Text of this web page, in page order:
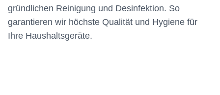
gründlichen Reinigung und Desinfektion. So
garantieren wir höchste Qualität und Hygiene für
Ihre Haushaltsgeräte.